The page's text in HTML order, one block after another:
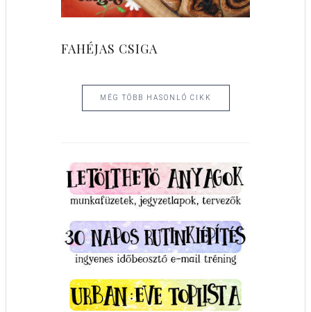
FAHÉJAS CSIGA
MÉG TÖBB HASONLÓ CIKK